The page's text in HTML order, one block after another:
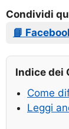
Condividi
📘
Indice dei
Come
Leggi